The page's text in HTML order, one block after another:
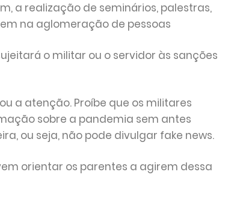
a realização de seminários, palestras,
na aglomeração de pessoas
o militar ou o servidor às sanções
a atenção. Proíbe que os militares
sobre a pandemia sem antes
ou seja, não pode divulgar fake news.
orientar os parentes a agirem dessa